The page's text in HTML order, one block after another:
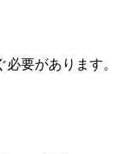
要があります。